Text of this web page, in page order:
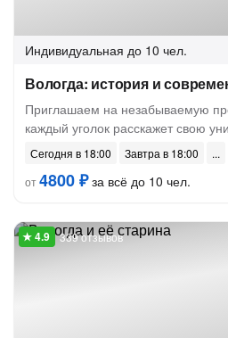
Индивидуальная до 10 чел.
Вологда: история и
Приглашаем на незабываемую
каждый уголок расскажет свою
Сегодня в 18:00
Завтра в 18:00
от4800 ₽за всё до 10 чел.
339 отзывов